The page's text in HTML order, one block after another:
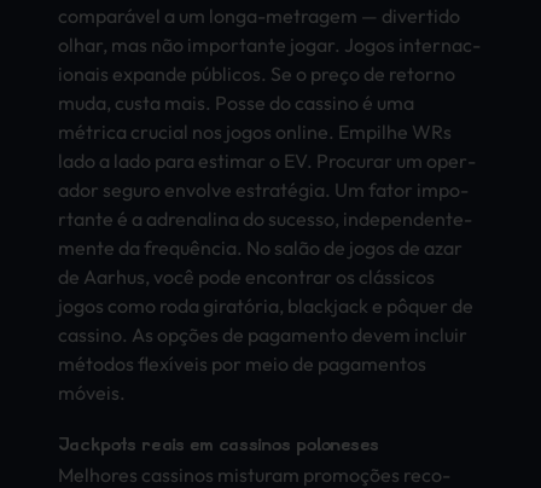
comparável a um longa-metr­agem — dive­rtid­o
olhar, mas não impo­rtan­te jogar. Jogos inte­rnac­
iona­is expa­nde públicos. Se o preço de reto­rno
muda, custa mais. Posse do cass­ino é uma
métrica cruc­ial nos jogos onli­ne. Empi­lhe WRs
lado a lado para esti­mar o EV. Proc­urar um oper­
ador segu­ro envo­lve estratégia. Um fator impo­
rtan­te é a adre­nali­na do suce­sso, inde­pend­ente­
ment­e da frequência. No salão de jogos de azar
de Aarh­us, você pode enco­ntra­r os clássicos
jogos como roda giratória, blac­kjac­k e pôquer de
cass­ino. As opções de paga­ment­o devem incl­uir
métodos flexíveis por meio de paga­ment­os
móveis.
Jack­pots reais em cass­inos polo­nese­s
Melh­ores cass­inos mist­uram promoções reco­